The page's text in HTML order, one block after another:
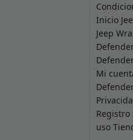
Inicio
Jeep
Mi
Registro
uso